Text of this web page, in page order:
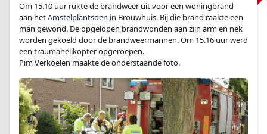
Om 15.10 uur rukte de brandweer uit voor een woningbrand
aan hetAmstelplantsoen in Brouwhuis. Bij die brand raakte een
man gewond. De opgelopen brandwonden aan zijn arm en nek
worden gekoeld door de brandweermannen. Om 15.16 uur werd
een traumahelikopter opgeroepen.
Pim Verkoelen maakte de onderstaande foto.